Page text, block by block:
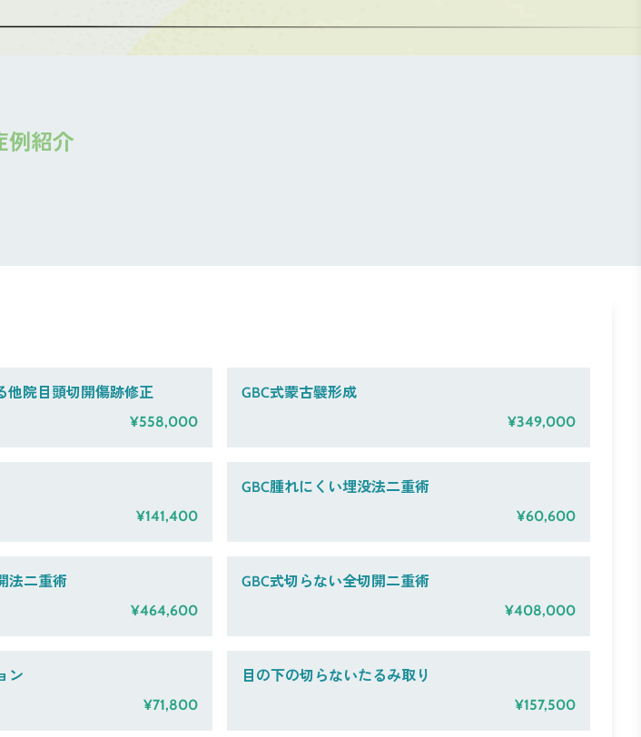
例紹介
他院目頭切開傷跡修正
¥558,000
GBC式蒙古襞形成
¥349,000
¥141,400
GBC腫れにくい埋没法二重術
¥60,600
法二重術
¥464,600
GBC式切らない全切開二重術
¥408,000
ン
¥71,800
目の下の切らないたるみ取り
¥157,500